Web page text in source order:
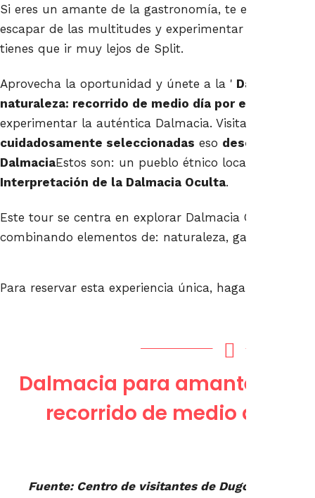
Si eres un amante de la gastronomía, te encanta la
escapar de las multitudes y experimentar la
tienes que ir muy lejos de Split.
Aprovecha la oportunidad y únete a la ' Dalmacia
naturaleza: recorrido de medio día por el campo
experimentar la auténtica Dalmacia. Visitarás
cuidadosamente seleccionadas eso descubrir las
DalmaciaEstos son: un pueblo étnico local, la
Interpretación de la Dalmacia Oculta.
Este tour se centra en explorar Dalmacia Central de
combinando elementos de: naturaleza, gastronomía
Para reservar esta experiencia única, haga clic en el
Dalmacia para amantes de
recorrido de medio día
Fuente: Centro de visitantes de Dugopolje.